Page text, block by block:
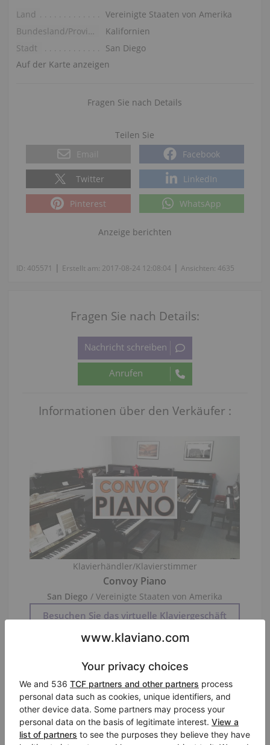
Land
Vereinigte Staaten von Amerika
Bundesland/Provinz
Kalifornien
Stadt
San Diego
Auf der Karte anzeigen
Fragen Sie nach Details
Teilen Sie
Email
Facebook
Twitter LinkedIn
Pinterest WhatsApp
Anzeige berichten
ID: 405571 | Erstellt am: 2017-08-24 12:08:04 | Ansichten: 4635
Fragen Sie nach Details:
Informationen über den Verkäufer :
Klavierhändler/Klavierstimmer
Convoy Piano
San Diego / Vereinigte Staaten von Amerika
Besuchen Sie das virtuelle Klaviergeschäft